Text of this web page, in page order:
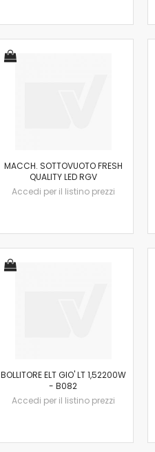
MACCH. SOTTOVUOTO FRESH
QUALITY LED RGV
Accedi per il listino prezzi
BOLLITORE ELT GIO' LT 1,52200W
- B082
Accedi per il listino prezzi